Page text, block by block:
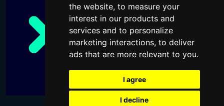
the website, to measure your
interest in our products and
services and to personalize
marketing interactions, to deliver
ads that are more relevant to you.
I agree
I decline